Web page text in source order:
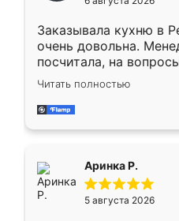
мебели буду
Заказывала кухню в
очень довольна.
посчитала, на
Замерщик приехал в
делу со всей
за день, ребята
Читать полностью
Аринка Р.
5 августа 2026